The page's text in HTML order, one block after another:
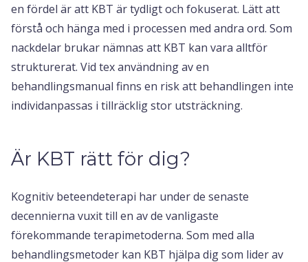
en fördel är att KBT är tydligt och fokuserat. Lätt att
förstå och hänga med i processen med andra ord. Som
nackdelar brukar nämnas att KBT kan vara alltför
strukturerat. Vid tex användning av en
behandlingsmanual finns en risk att behandlingen inte
individanpassas i tillräcklig stor utsträckning.
Är KBT rätt för dig?
Kognitiv beteendeterapi har under de senaste
decennierna vuxit till en av de vanligaste
förekommande terapimetoderna. Som med alla
behandlingsmetoder kan KBT hjälpa dig som lider av